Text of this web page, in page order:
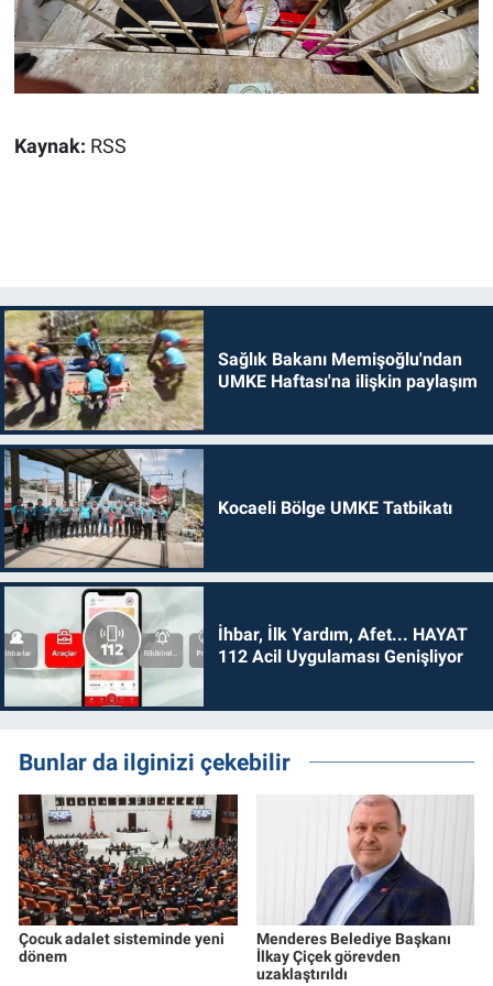
Kaynak: RSS
Sağlık Bakanı Memişoğlu'ndan
UMKE Haftası'na ilişkin paylaşım
Kocaeli Bölge UMKE Tatbikatı
İhbar, İlk Yardım, Afet... HAYAT
112 Acil Uygulaması Genişliyor
Bunlar da ilginizi çekebilir
Çocuk adalet sisteminde yeni
dönem
Menderes Belediye Başkanı
İlkay Çiçek görevden
uzaklaştırıldı